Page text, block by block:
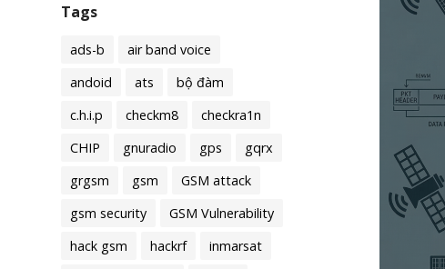
Tags
ads-b
air band voice
andoid
ats
bộ đàm
c.h.i.p
checkm8
checkra1n
CHIP
gnuradio gps
gqrx
grgsm
gsm
GSM attack
gsm security
GSM Vulnerability
hack gsm
hackrf
inmarsat